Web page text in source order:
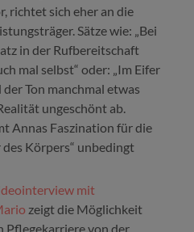
richtet sich eher an die
Sätze wie: „Bei
in der Rufbereitschaft
mal selbst“ oder: „Im Eifer
Ton manchmal etwas
ungeschönt ab.
Annas Faszination für die
Körpers“ unbedingt
mit
zeigt die Möglichkeit
Pflegekarriere von der